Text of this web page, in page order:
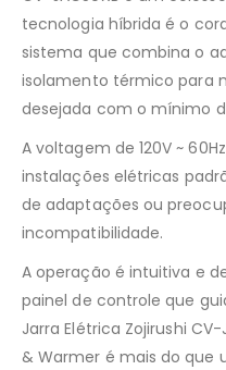
tecnologia híbrida é o
sistema que combina o
isolamento térmico para
desejada com o mínimo
A voltagem de 120V ~
instalações elétricas
de adaptações ou
incompatibilidade.
A operação é intuitiva e
painel de controle que
Jarra Elétrica Zojirushi CV-
& Warmer é mais do que